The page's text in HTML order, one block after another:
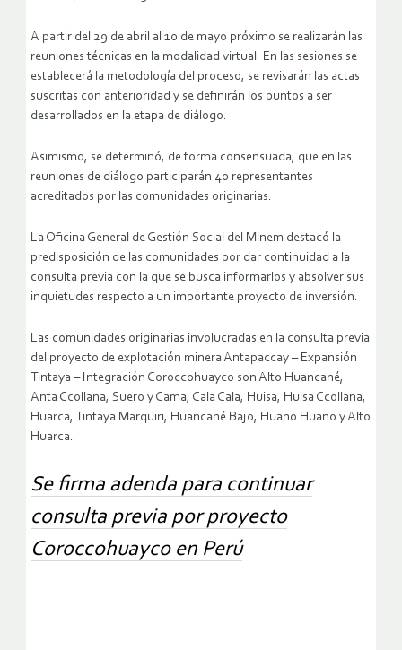
A partir del 29 de abril al 10 de mayo próximo se realizarán las
reuniones técnicas en la modalidad virtual. En las sesiones se
establecerá la metodología del proceso, se revisarán las actas
suscritas con anterioridad y se definirán los puntos a ser
desarrollados en la etapa de diálogo.
Asimismo, se determinó, de forma consensuada, que en las
reuniones de diálogo participarán 40 representantes
acreditados por las comunidades originarias.
La Oficina General de Gestión Social del Minem destacó la
predisposición de las comunidades por dar continuidad a la
consulta previa con la que se busca informarlos y absolver sus
inquietudes respecto a un importante proyecto de inversión.
Las comunidades originarias involucradas en la consulta previa
del proyecto de explotación minera Antapaccay – Expansión
Tintaya – Integración Coroccohuayco son Alto Huancané,
Anta Ccollana, Suero y Cama, Cala Cala, Huisa, Huisa Ccollana,
Huarca, Tintaya Marquiri, Huancané Bajo, Huano Huano y Alto
Huarca.
Se firma adenda para continuar
consulta previa por proyecto
Coroccohuayco en Perú